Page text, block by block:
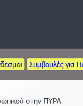
Συμβουλές για
στην ΠΥΡΑ